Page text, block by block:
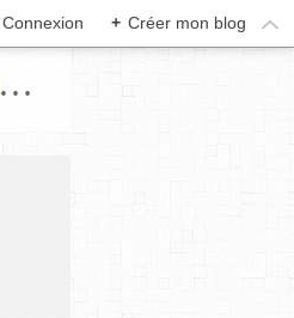
Connexion + Créer mon blog
FRANCE HANDI ART, BIJOUX ACCESSOIRES DÉCORATIONS